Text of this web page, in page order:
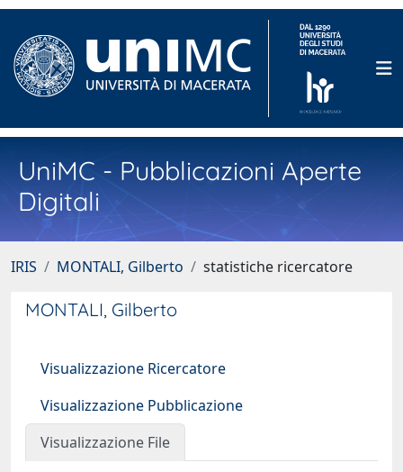
UniMC - Pubblicazioni Aperte
Digitali
IRIS MONTALI, Gilberto statistiche ricercatore
MONTALI, Gilberto
Visualizzazione Ricercatore
Visualizzazione Pubblicazione
Visualizzazione File